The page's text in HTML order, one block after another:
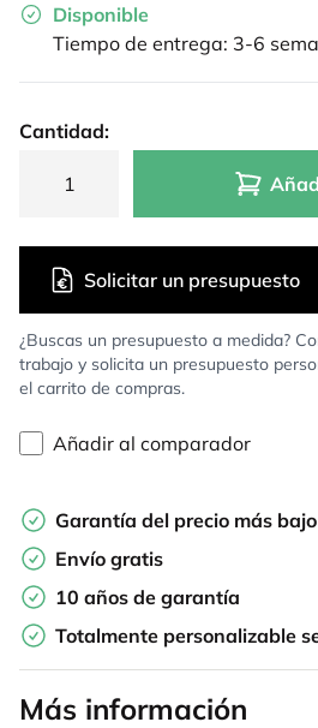
Disponible
Tiempo de entrega: 3-6
Cantidad:
¿Buscas un presupuesto a medida?
trabajo y solicita un presupuesto
el carrito de compras.
Solicitar un presupuesto
Añadir al comparador
Garantía del precio más bajo
Envío gratis
10 años de garantía
Totalmente personalizable
Más información